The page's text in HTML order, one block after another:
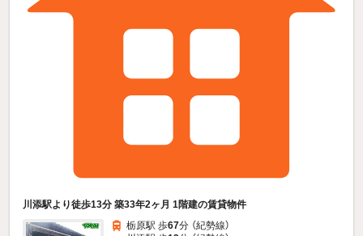
川添駅より徒歩13分 築33年2ヶ月 1階建の賃貸物件
栃原駅 歩67分 （紀勢線）